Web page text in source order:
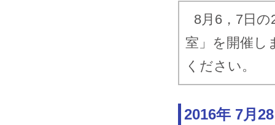
8月6，7日
室」を開催し
ください。
2016年 7月